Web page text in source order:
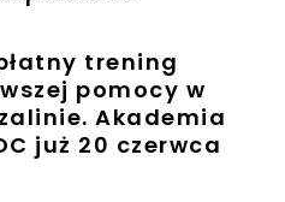
trening
pomocy w
Akademia
już 20 czerwca